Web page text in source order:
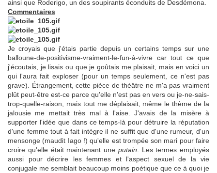
ainsi que Roderigo, un des soupirants éconduits de Desdémona.
Commentaires
Je croyais que j'étais partie depuis un certains temps sur une
balloune-de-positivisme-vraiment-le-fun-à-vivre car tout ce que
j'écoutais, je lisais ou que je goûtais me plaisait, mais en voici un
qui l'aura fait exploser (pour un temps seulement, ce n'est pas
grave). Étrangement, cette pièce de théâtre ne m'a pas vraiment
plût peut-être est-ce parce qu'elle n'est pas en vers ou je-ne-sais-
trop-quelle-raison, mais tout me déplaisait, même le thème de la
jalousie me mettait très mal à l'aise. J'avais de la misère à
supporter l'idée que dans ce temps-là pour détruire la réputation
d'une femme tout à fait intègre il ne suffit que d'une rumeur, d'un
mensonge (maudit Iago !) qu'elle est trompée son mari pour faire
croire qu'elle était maintenant une putain . Les termes employés
aussi pour décrire les femmes et l'aspect sexuel de la vie
conjugale me semblait beaucoup moins poétique que ce à quoi je